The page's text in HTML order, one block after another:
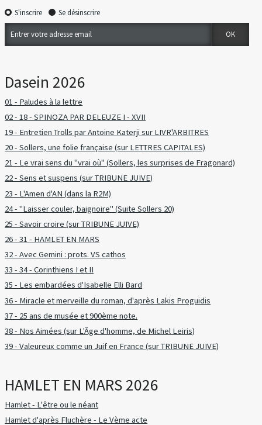
S'inscrire Se désinscrire
Dasein 2026
01 - Paludes à la lettre
02 - 18 - SPINOZA PAR DELEUZE I - XVII
19 - Entretien Trolls par Antoine Katerji sur LIVR'ARBITRES
20 - Sollers, une folie française (sur LETTRES CAPITALES)
21 - Le vrai sens du "vrai où" (Sollers, les surprises de Fragonard)
22 - Sens et suspens (sur TRIBUNE JUIVE)
23 - L'Amen d'AN (dans la R2M)
24 - "Laisser couler, baignoire" (Suite Sollers 20)
25 - Savoir croire (sur TRIBUNE JUIVE)
26 - 31 - HAMLET EN MARS
32 - Avec Gemini : prots. VS cathos
33 - 34 - Corinthiens I et II
35 - Les embardées d'Isabelle Elli Bard
36 - Miracle et merveille du roman, d'après Lakis Proguidis
37 - 25 ans de musée et 900ème note.
38 - Nos Aimées (sur L'Âge d'homme, de Michel Leiris)
39 - Valeureux comme un Juif en France (sur TRIBUNE JUIVE)
HAMLET EN MARS 2026
Hamlet - L'être ou le néant
Hamlet d'après Fluchère - Le Vème acte